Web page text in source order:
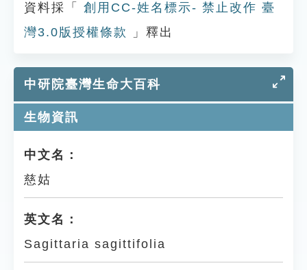
資料採「
創用CC-姓名標示- 禁止改作 臺
灣3.0版授權條款
」釋出
中研院臺灣生命大百科
生物資訊
中文名：
慈姑
英文名：
Sagittaria sagittifolia